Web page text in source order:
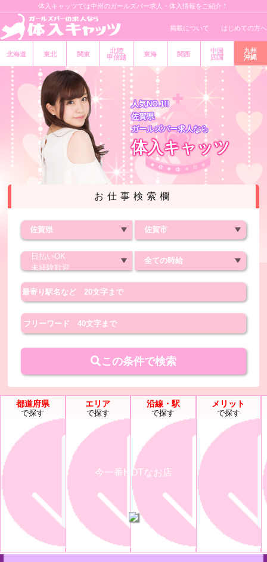
体入キャッツでは中州のガールズバー求人・体入情報をご紹介！
はじめての方へ
掲載について
北海道 東北 関東
北陸
甲信越
東海 関西
中国
四国
九州
沖縄
人気NO.1!!
佐賀県
ガールズバー求人なら
体入キャッツ
都道府県
で探す
エリア
で探す
沿線・駅
で探す
メリット
で探す
お仕事検索欄
この条件で検索
今一番HOTなお店